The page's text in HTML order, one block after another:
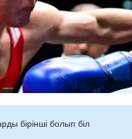
бірінші болып біл